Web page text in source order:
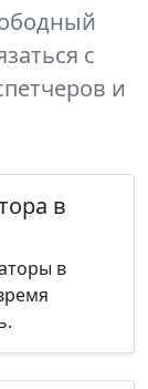
с
и
в
в